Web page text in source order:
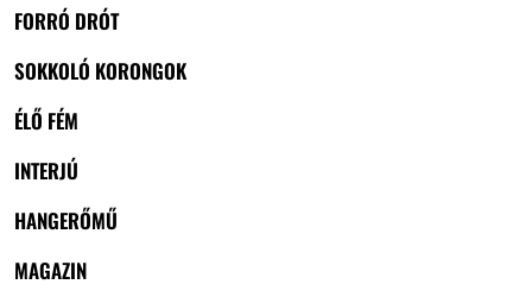
FORRÓ DRÓT
SOKKOLÓ KORONGOK
ÉLŐ FÉM
INTERJÚ
HANGERŐMŰ
MAGAZIN